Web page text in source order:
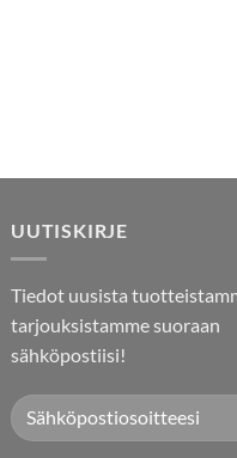
UUTISKIRJE
Tiedot uusista
tarjouksistamme suoraan
sähköpostiisi!